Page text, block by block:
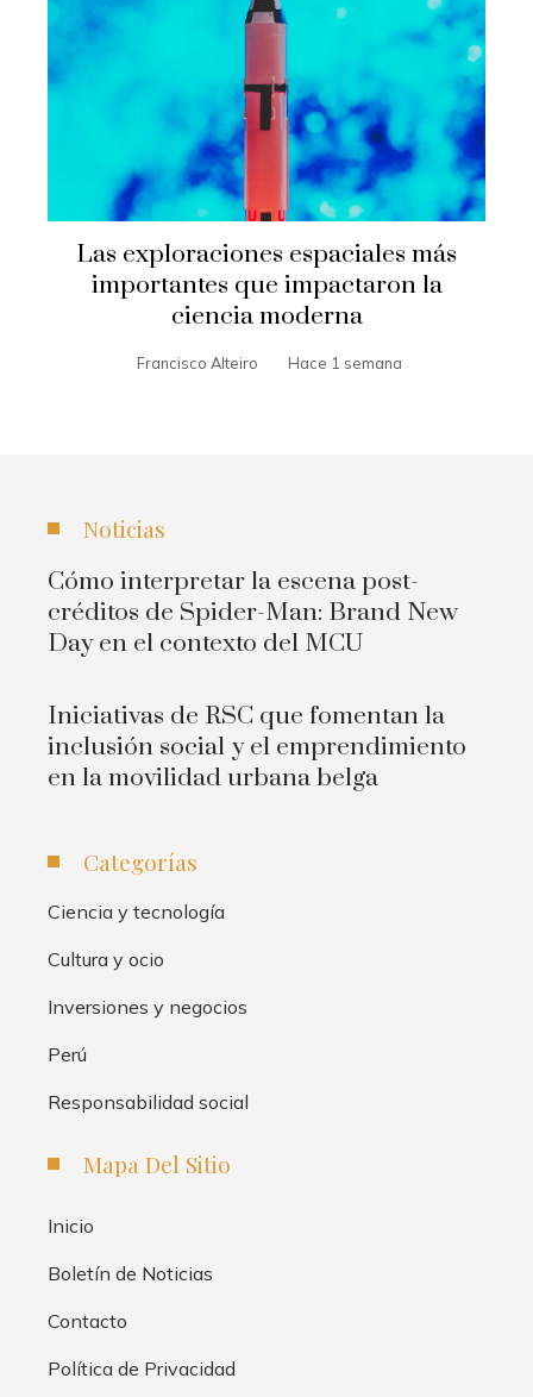
Las exploraciones espaciales más
importantes que impactaron la
ciencia moderna
Francisco Alteiro Hace 1 semana
Noticias
Cómo interpretar la escena post-
créditos de Spider-Man: Brand New
Day en el contexto del MCU
Iniciativas de RSC que fomentan la
inclusión social y el emprendimiento
en la movilidad urbana belga
Categorías
Ciencia y tecnología
Cultura y ocio
Inversiones y negocios
Perú
Responsabilidad social
Mapa Del Sitio
Inicio
Boletín de Noticias
Contacto
Política de Privacidad